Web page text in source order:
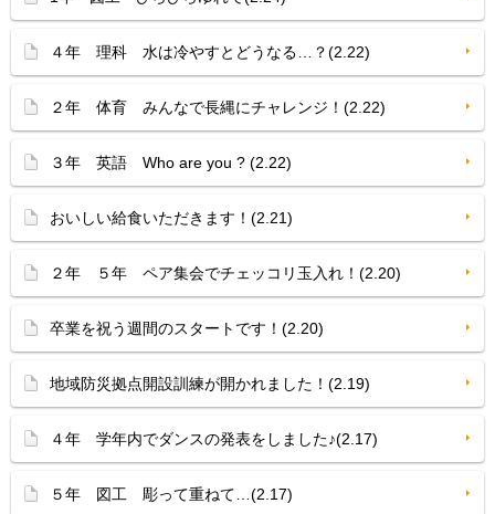
４年 理科 水は冷やすとどうなる…？(2.22)
２年 体育 みんなで長縄にチャレンジ！(2.22)
３年 英語 Who are you ? (2.22)
おいしい給食いただきます！(2.21)
２年 ５年 ペア集会でチェッコリ玉入れ！(2.20)
卒業を祝う週間のスタートです！(2.20)
地域防災拠点開設訓練が開かれました！(2.19)
４年 学年内でダンスの発表をしました♪(2.17)
５年 図工 彫って重ねて…(2.17)